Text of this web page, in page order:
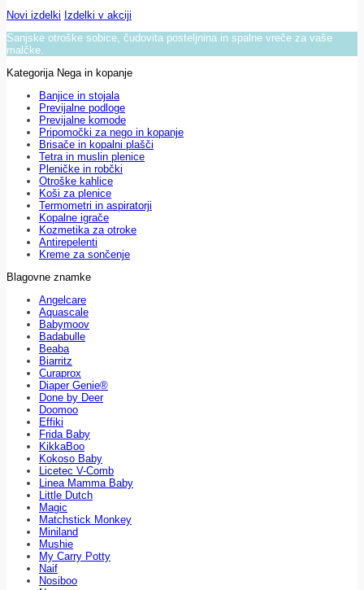
Novi izdelki Izdelki v akciji
Sanjske otroške sobice, čudovita posteljnina in spalne vreče za vaše
malčke.
Kategorija Nega in kopanje
Banjice in stojala
Previjalne podloge
Previjalne komode
Pripomočki za nego in kopanje
Brisače in kopalni plašči
Tetra in muslin plenice
Pleničke in robčki
Otroške kahlice
Koši za plenice
Termometri in aspiratorji
Kopalne igrače
Kozmetika za otroke
Antirepelenti
Kreme za sončenje
Blagovne znamke
Angelcare
Aquascale
Babymoov
Badabulle
Beaba
Biarritz
Curaprox
Diaper Genie®
Done by Deer
Doomoo
Effiki
Frida Baby
KikkaBoo
Kokoso Baby
Licetec V-Comb
Linea Mamma Baby
Little Dutch
Magic
Matchstick Monkey
Miniland
Mushie
My Carry Potty
Naif
Nosiboo